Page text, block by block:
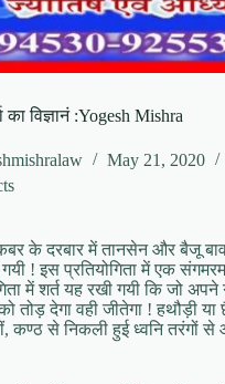
का विज्ञानं :Yogesh Mishra
May 21, 2020
के दरबार में तानसेन और बैजू
गयी ! इस प्रतियोगिता में एक
में शर्त यह रखी गयी कि जो
तोड़ देगा वही जीतेगा ! हथौड़ी या
कण्ठ से निकली हुई ध्वनि तरंगों